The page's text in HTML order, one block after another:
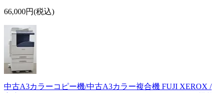
66,000円(税込)
中古A3カラーコピー機/中古A3カラー複合機 FUJI XEROX /